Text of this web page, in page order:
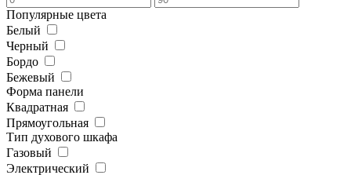
Популярные цвета
Белый
Черный
Бордо
Бежевый
Форма панели
Квадратная
Прямоугольная
Тип духового шкафа
Газовый
Электрический